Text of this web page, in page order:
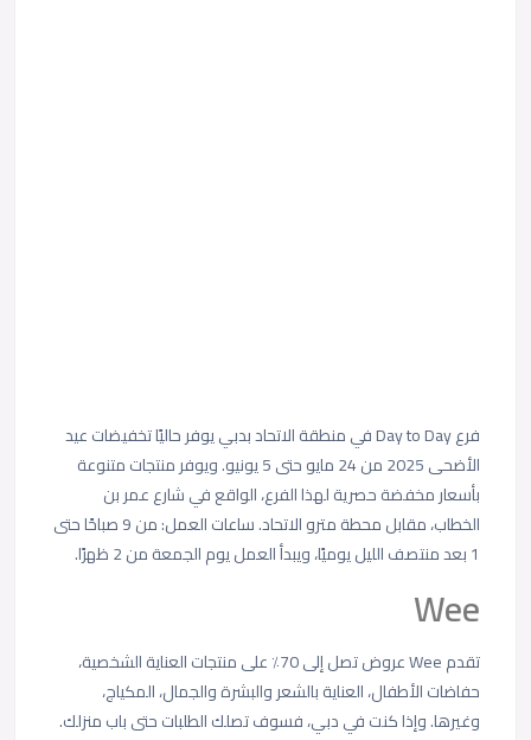
فرع Day to Day في منطقة الاتحاد بدبي يوفر حاليًا تخفيضات عيد
الأضحى 2025 من 24 مايو حتى 5 يونيو. ويوفر منتجات متنوعة
بأسعار مخفضة حصرية لهذا الفرع، الواقع في شارع عمر بن
الخطاب، مقابل محطة مترو الاتحاد. ساعات العمل: من 9 صباحًا حتى
1 بعد منتصف الليل يوميًا، ويبدأ العمل يوم الجمعة من 2 ظهرًا.
Wee
تقدم Wee عروض تصل إلى 70٪ على منتجات العناية الشخصية،
حفاضات الأطفال، العناية بالشعر والبشرة والجمال، المكياج،
وغيرها. وإذا كنت في دبي، فسوف تصلك الطلبات حتى باب منزلك.